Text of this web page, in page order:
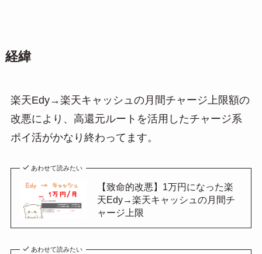
経緯
楽天Edy→楽天キャッシュの月間チャージ上限額の
改悪により、高還元ルートを活用したチャージ系
ポイ活がかなり終わってます。
あわせて読みたい
【致命的改悪】1万円になった楽
天Edy→楽天キャッシュの月間チ
ャージ上限
あわせて読みたい